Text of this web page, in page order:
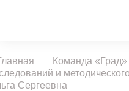
Команда «Град»
и
Сергеевна